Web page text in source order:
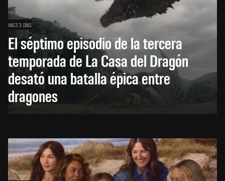
HACE 3 DÍAS
El séptimo episodio de la tercera
temporada de La Casa del Dragón
desató una batalla épica entre
dragones